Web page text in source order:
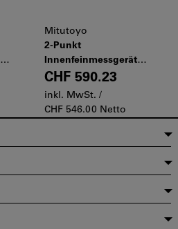
Mitutoyo
2-Punkt
Innenfeinmessgerät
Bohrlochmessgerät, 100-160
mm, 0,01 mm
CHF 590.23
inkl. MwSt. /
CHF 546.00 Netto